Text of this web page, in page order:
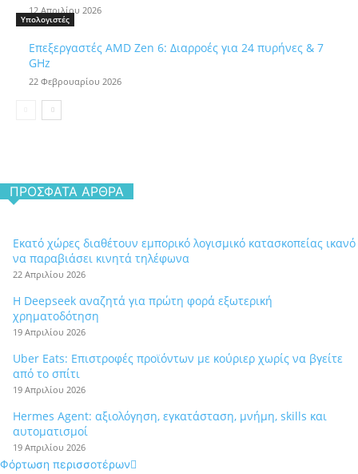
12 Απριλίου 2026
Υπολογιστές
Επεξεργαστές AMD Zen 6: Διαρροές για 24 πυρήνες & 7
GHz
22 Φεβρουαρίου 2026
ΠΡΌΣΦΑΤΑ ΆΡΘΡΑ
Εκατό χώρες διαθέτουν εμπορικό λογισμικό κατασκοπείας ικανό
να παραβιάσει κινητά τηλέφωνα
22 Απριλίου 2026
Η Deepseek αναζητά για πρώτη φορά εξωτερική
χρηματοδότηση
19 Απριλίου 2026
Uber Eats: Επιστροφές προϊόντων με κούριερ χωρίς να βγείτε
από το σπίτι
19 Απριλίου 2026
Hermes Agent: αξιολόγηση, εγκατάσταση, μνήμη, skills και
αυτοματισμοί
19 Απριλίου 2026
Φόρτωση περισσοτέρων